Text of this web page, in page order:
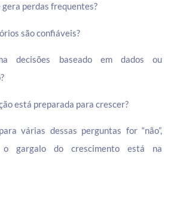
perdas frequentes?
são confiáveis?
decisões baseado em dados ou
está preparada para crescer?
várias dessas perguntas for “não”,
o gargalo do crescimento está na